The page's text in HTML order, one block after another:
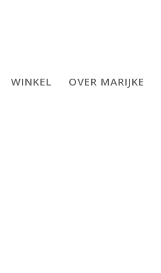
WINKEL OVER MARIJKE